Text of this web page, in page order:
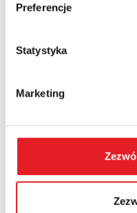
Preferencje
Statystyka
Marketing
Województwo:
Wyrażam zgodę
osobowych przez
temat